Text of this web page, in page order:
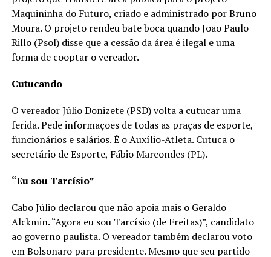
Maquininha do Futuro, criado e administrado por Bruno
Moura. O projeto rendeu bate boca quando João Paulo
Rillo (Psol) disse que a cessão da área é ilegal e uma
forma de cooptar o vereador.
Cutucando
O vereador Júlio Donizete (PSD) volta a cutucar uma
ferida. Pede informações de todas as praças de esporte,
funcionários e salários. É o Auxílio-Atleta. Cutuca o
secretário de Esporte, Fábio Marcondes (PL).
“Eu sou Tarcísio”
Cabo Júlio declarou que não apoia mais o Geraldo
Alckmin. “Agora eu sou Tarcísio (de Freitas)”, candidato
ao governo paulista. O vereador também declarou voto
em Bolsonaro para presidente. Mesmo que seu partido